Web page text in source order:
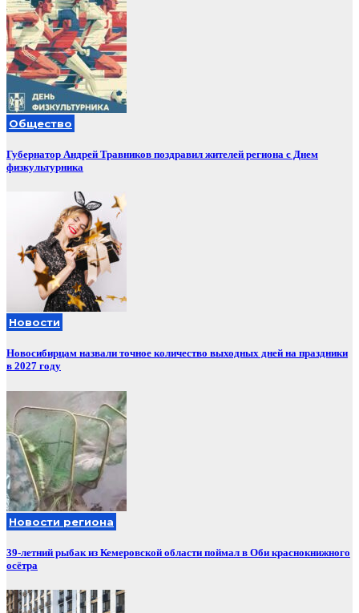
Общество
Губернатор Андрей Травников поздравил жителей региона с Днем
физкультурника
Новости
Новосибирцам назвали точное количество выходных дней на праздники
в 2027 году
Новости региона
39-летний рыбак из Кемеровской области поймал в Оби краснокнижного
осётра